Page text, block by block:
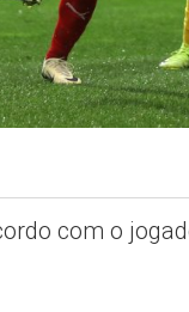
com o